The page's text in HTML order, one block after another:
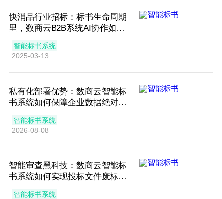
快消品行业招标：标书生命周期
里，数商云B2B系统AI协作如何
智能标书系统
2025-03-13
私有化部署优势：数商云智能标
书系统如何保障企业数据绝对安
智能标书系统
2026-08-08
智能审查黑科技：数商云智能标
书系统如何实现投标文件废标风
智能标书系统